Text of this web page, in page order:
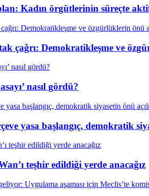
Kadın örgütlerinin süreçte
çağrı: Demokratikleşme ve
nasıl gördü?
yasa başlangıç, demokratik
teşhir edildiği yerde anacağız